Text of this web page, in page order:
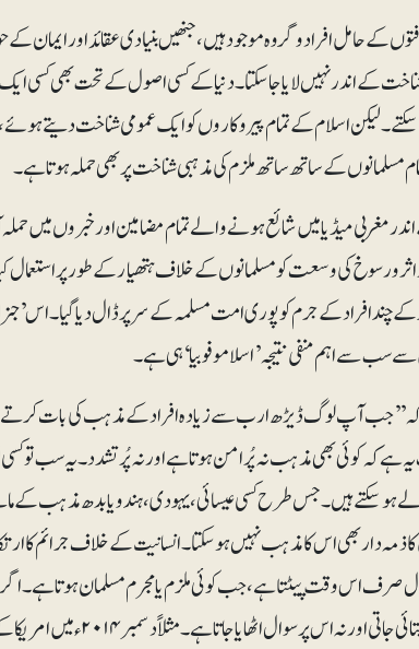
کے حامل افراد و گروہ موجود ہیں،جنھیں بنیادی عقائد اور
کے اندر نہیں لایا جا سکتا۔ دنیا کے کسی اصول کے تحت بھی کسی
لیکن اسلام کے تمام پیروکاروں کو ایک عمومی شناخت دیتے
مسلمانوں کے ساتھ ساتھ ملزم کی مذہبی شناخت پر بھی حملہ ہوتاہے۔
مغربی میڈیا میں شائع ہونےوالے تمام مضامین اورخبروں میں
ورسوخ کی وسعت کو مسلمانوں کے خلاف ہتھیار کے طور پر استعمال
چند افراد کے جرم کو پوری امت مسلمہ کے سر پر ڈال دیا گیا۔ اس
سے سب سے اہم منفی نتیجہ ’اسلاموفوبیا‘ ہی ہے۔
کہ ’’ جب آپ لوگ ڈیڑھ ارب سے زیادہ افراد کے مذہب کی بات
کوئی بھی مذہب نہ پُرامن ہوتا ہے اور نہ پُر تشدد۔ یہ سب تو کسی فرد
ہوسکتے ہیں۔ جس طرح کسی عیسائی، یہودی، ہندو یا بدھ مذہب کے
دار بھی اس کا مذہب نہیں ہو سکتا۔ انسانیت کے خلاف جرائم کا
صرف اس وقت پیٹتا ہے، جب کوئی ملزم یا مجرم مسلمان ہوتا ہے۔
دوسرے مذہب کا ماننے والا ہو تو اس کی مذہبی شناخت